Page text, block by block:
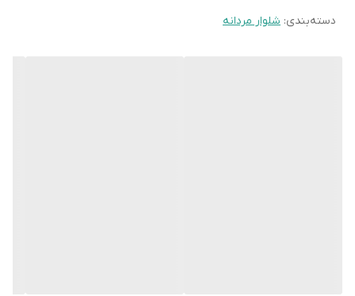
دسته‌بندی: شلوار مردانه